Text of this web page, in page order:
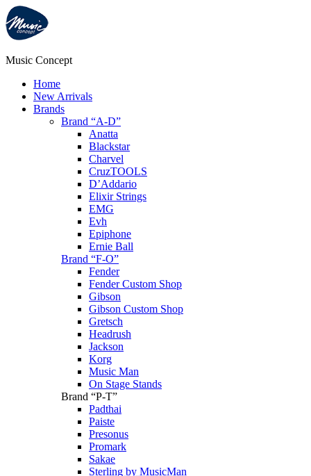
Music Concept
Home
New Arrivals
Brands
Brand “A-D”
Anatta
Blackstar
Charvel
CruzTOOLS
D’Addario
Elixir Strings
EMG
Evh
Epiphone
Ernie Ball
Brand “F-O”
Fender
Fender Custom Shop
Gibson
Gibson Custom Shop
Gretsch
Headrush
Jackson
Korg
Music Man
On Stage Stands
Brand “P-T”
Padthai
Paiste
Presonus
Promark
Sakae
Sterling by MusicMan